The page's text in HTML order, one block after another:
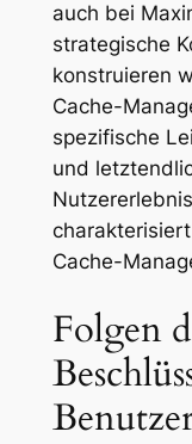
auch bei
strategische
konstruieren
Cache-
spezifische
und
Cache-
Folgen